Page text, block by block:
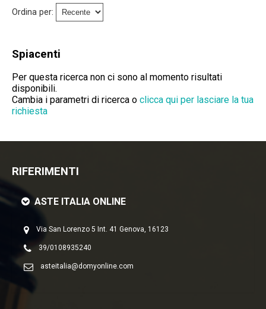
Immobili All'asta
Servizi
Ordina per:
Spiacenti
Per questa ricerca non ci sono al momento risultati
disponibili.
Cambia i parametri di ricerca o clicca qui per lasciare la tua
richiesta
RIFERIMENTI
ASTE ITALIA ONLINE
Via San Lorenzo 5 Int. 41 Genova, 16123
39/0108935240
asteitalia@domyonline.com